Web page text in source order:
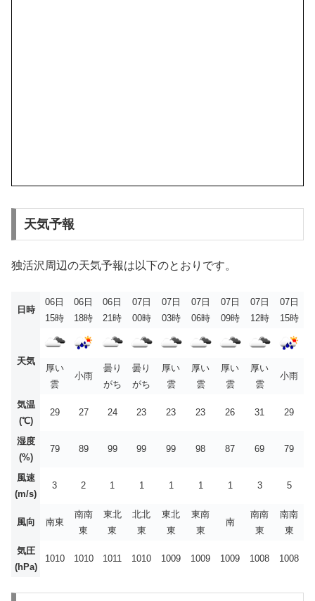
天気予報
独活沢周辺の天気予報は以下のとおりです。
日時
06日
15時
06日
18時
06日
21時
07日
00時
07日
03時
07日
06時
07日
09時
07日
12時
07日
15時
天気
厚い
雲
小雨
曇り
がち
曇り
がち
厚い
雲
厚い
雲
厚い
雲
厚い
雲
小雨
気温
(℃)
29 27 24 23 23 23 26 31 29
湿度
(%)
79 89 99 99 99 98 87 69 79
風速
(m/s)
3 2 1 1 1 1 1 3 5
風向 南東
南南
東
東北
東
北北
東
東北
東
東南
東
南
南南
東
南南
東
気圧
(hPa)
1010 1010 1011 1010 1009 1009 1009 1008 1008